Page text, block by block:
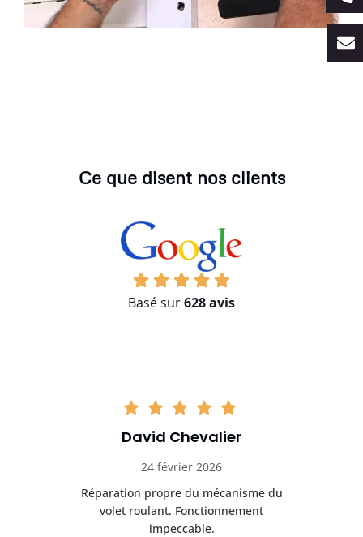
Ce que disent nos clients
Basé sur628 avis
David Chevalier
24 février 2026
Réparation propre du mécanisme du
volet roulant. Fonctionnement
impeccable.